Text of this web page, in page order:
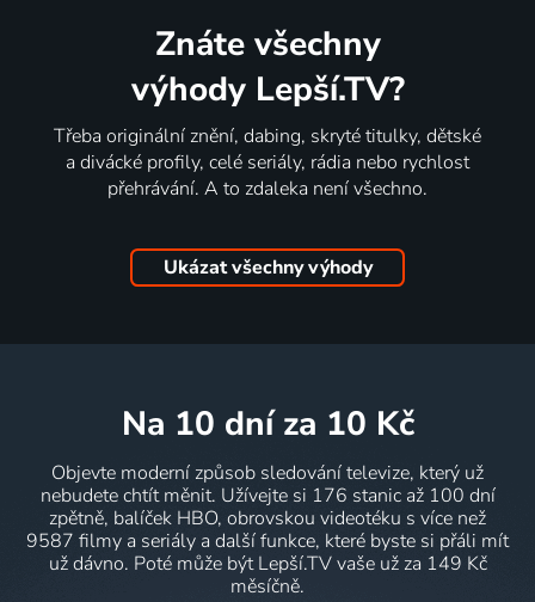
Znáte všechny
výhody Lepší.TV?
Třeba originální znění, dabing, skryté titulky, dětské
a divácké profily, celé seriály, rádia nebo rychlost
přehrávání. A to zdaleka není všechno.
Ukázat všechny výhody
na 10 dní za 10 Kč
Objevte moderní způsob sledování televize, který už
nebudete chtít měnit. Užívejte si 176 stanic až 100 dní
zpětně, balíček HBO, obrovskou videotéku s více než
9587 filmy a seriály a další funkce, které byste si přáli mít
už dávno. Poté může být Lepší.TV vaše už za 149 Kč
měsíčně.